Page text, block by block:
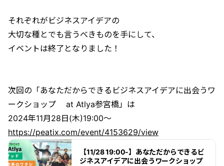
それぞれがビジネスアイデアの
大切な種とでも言うべきものを手にして、
イベントは終了となりました！
次回の「あなただからできるビジネスアイデアに出会うワ
ークショップ at Atlya参宮橋」は
2024年11月28日(木)19:00～
https://peatix.com/event/4153629/view
【11/28 19:00-】あなただからできるビ
ジネスアイデアに出会うワークショップ